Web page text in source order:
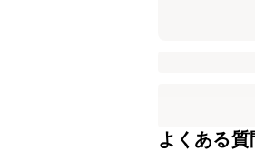
よくある質